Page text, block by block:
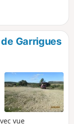
Garrigues
vue